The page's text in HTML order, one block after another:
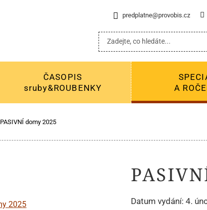
predplatne@provobis.cz
ČASOPIS
sruby&ROUBENKY
A
PASIVNÍ domy 2025
Datum vydání: 4.